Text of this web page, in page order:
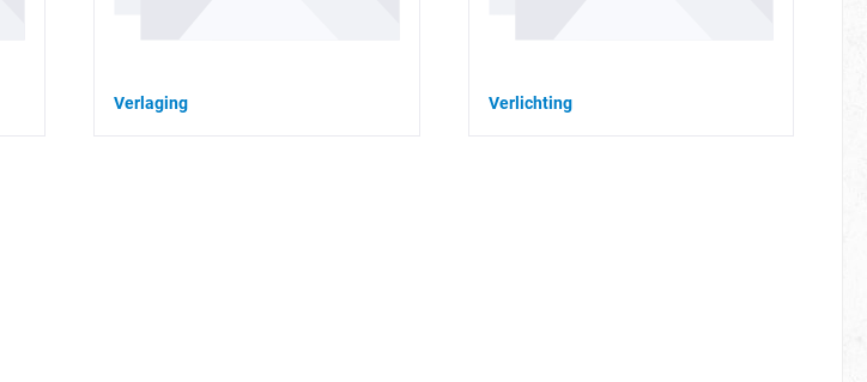
Verlaging Verlichting